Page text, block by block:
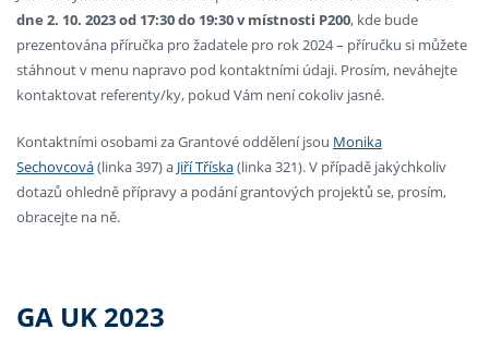
dne 2. 10. 2023 od 17:30 do 19:30 v místnosti P200, kde bude
prezentována příručka pro žadatele pro rok 2024 – příručku si můžete
stáhnout v menu napravo pod kontaktními údaji. Prosím, neváhejte
kontaktovat referenty/ky, pokud Vám není cokoliv jasné.
Kontaktními osobami za Grantové oddělení jsou Monika
Sechovcová(linka 397) a Jiří Tříska(linka 321). V případě jakýchkoliv
dotazů ohledně přípravy a podání grantových projektů se, prosím,
obracejte na ně.
GA UK 2023